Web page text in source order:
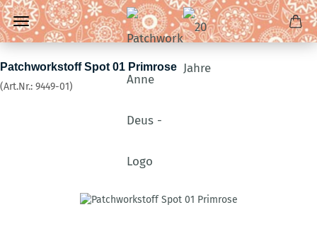
Patchworkstoff Spot 01 Primrose
(Art.Nr.: 9449-01)